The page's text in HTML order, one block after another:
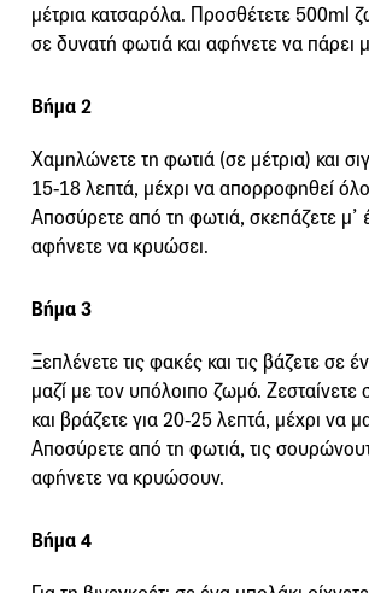
μέτρια κατσαρόλα. Προσθέτετε 500ml
σε δυνατή φωτιά και αφήνετε να πάρει
Βήμα 2
Χαμηλώνετε τη φωτιά (σε μέτρια) και
15-18 λεπτά, μέχρι να απορροφηθεί
Αποσύρετε από τη φωτιά, σκεπάζετε μ’
αφήνετε να κρυώσει.
Βήμα 3
Ξεπλένετε τις φακές και τις βάζετε σε
μαζί με τον υπόλοιπο ζωμό. Ζεσταίνετε
και βράζετε για 20-25 λεπτά, μέχρι να
Αποσύρετε από τη φωτιά, τις
αφήνετε να κρυώσουν.
Βήμα 4